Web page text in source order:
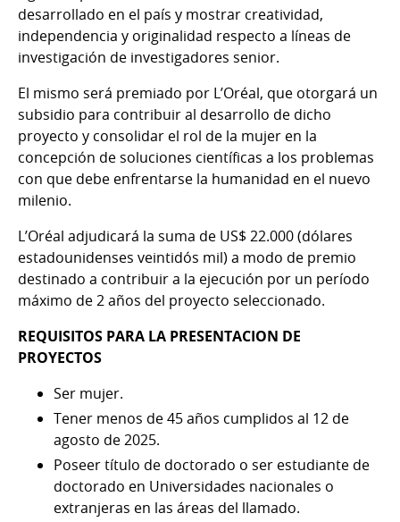
desarrollado en el país y mostrar creatividad,
independencia y originalidad respecto a líneas de
investigación de investigadores senior.
El mismo será premiado por L’Oréal, que otorgará un
subsidio para contribuir al desarrollo de dicho
proyecto y consolidar el rol de la mujer en la
concepción de soluciones científicas a los problemas
con que debe enfrentarse la humanidad en el nuevo
milenio.
L’Oréal adjudicará la suma de US$ 22.000 (dólares
estadounidenses veintidós mil) a modo de premio
destinado a contribuir a la ejecución por un período
máximo de 2 años del proyecto seleccionado.
REQUISITOS PARA LA PRESENTACION DE
PROYECTOS
Ser mujer.
Tener menos de 45 años cumplidos al 12 de
agosto de 2025.
Poseer título de doctorado o ser estudiante de
doctorado en Universidades nacionales o
extranjeras en las áreas del llamado.